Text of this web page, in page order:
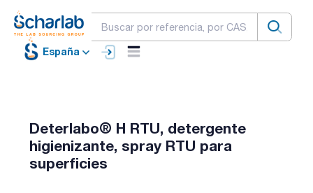
España
Deterlabo® H RTU, detergente
higienizante, spray RTU para
superficies